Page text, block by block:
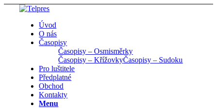
Úvod
O nás
Časopisy
Časopisy – Osmisměrky
Časopisy – KřížovkyČasopisy – Sudoku
Pro luštitele
Předplatné
Obchod
Kontakty
Menu